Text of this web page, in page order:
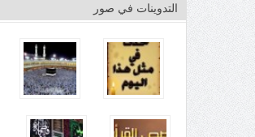
التدوينات في صور